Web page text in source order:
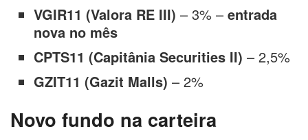
VGIR11 (Valora RE III) – 3% –entrada
nova no mês
CPTS11 (Capitânia Securities II) – 2,5%
GZIT11 (Gazit Malls) – 2%
Novo fundo na carteira